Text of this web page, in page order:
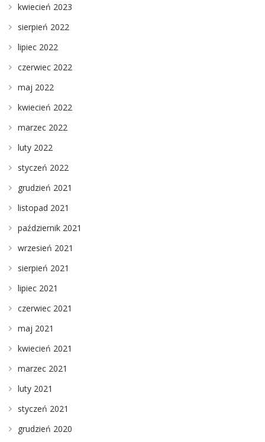
kwiecień 2023
sierpień 2022
lipiec 2022
czerwiec 2022
maj 2022
kwiecień 2022
marzec 2022
luty 2022
styczeń 2022
grudzień 2021
listopad 2021
październik 2021
wrzesień 2021
sierpień 2021
lipiec 2021
czerwiec 2021
maj 2021
kwiecień 2021
marzec 2021
luty 2021
styczeń 2021
grudzień 2020